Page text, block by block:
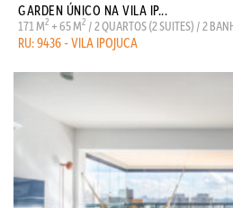
GARDEN ÚNICO NA VILA IP...
171 M2 + 65 M2 / 2 QUARTOS (2 SUITES) / 2
RU: 9436 - VILA IPOJUCA